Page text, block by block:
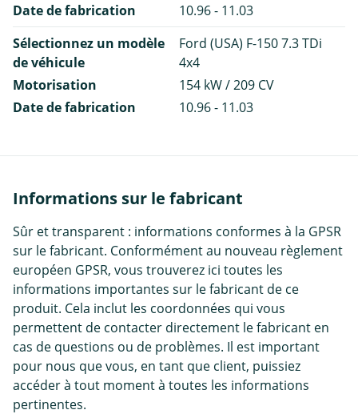
Date de fabrication
10.96 - 11.03
Sélectionnez un modèle
de véhicule
Ford (USA) F-150 7.3 TDi
4x4
Motorisation
154 kW / 209 CV
Date de fabrication
10.96 - 11.03
Informations sur le fabricant
Sûr et transparent : informations conformes à la GPSR
sur le fabricant. Conformément au nouveau règlement
européen GPSR, vous trouverez ici toutes les
informations importantes sur le fabricant de ce
produit. Cela inclut les coordonnées qui vous
permettent de contacter directement le fabricant en
cas de questions ou de problèmes. Il est important
pour nous que vous, en tant que client, puissiez
accéder à tout moment à toutes les informations
pertinentes.